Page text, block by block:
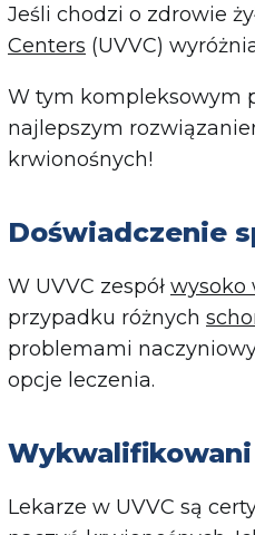
Jeśli chodzi o zdrowie
Centers (UVVC)
W tym kompleksowym
najlepszym
krwionośnych!
Doświadczenie
W UVVC zespół wysoko
przypadku różnych
problemami
opcje leczenia.
Lekarze w UVVC są